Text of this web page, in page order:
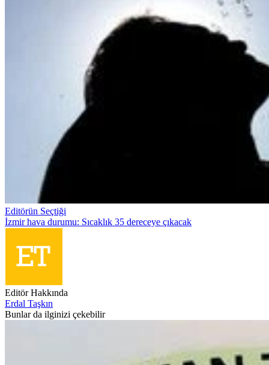
Editörün Seçtiği
İzmir hava durumu: Sıcaklık 35 dereceye çıkacak
Editör Hakkında
Erdal Taşkın
Bunlar da ilginizi çekebilir